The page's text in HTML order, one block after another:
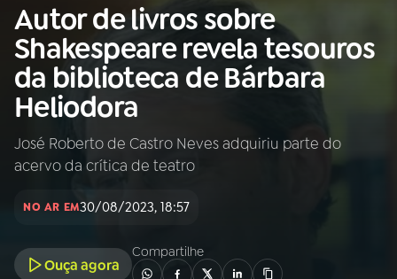
Buscar
na
Rádio
MEC
Buscar
Início
01INÍCIO
Autor de livros sobre
Shakespeare revela tesouros
da biblioteca de Bárbara
Heliodora
José Roberto de Castro Neves adquiriu parte do
acervo da crítica de teatro
NO AR EM30/08/2023, 18:57
Ouça agora
Compartilhe